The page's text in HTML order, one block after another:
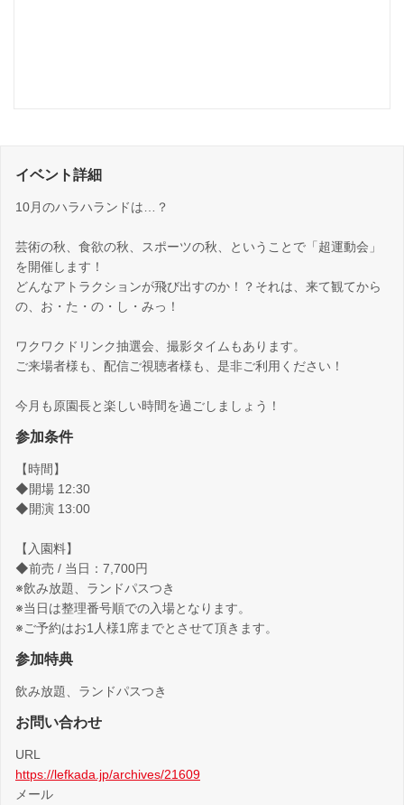
イベント詳細
10月のハラハランドは…？
芸術の秋、食欲の秋、スポーツの秋、ということで「超運動会」
を開催します！
どんなアトラクションが飛び出すのか！？それは、来て観てから
の、お・た・の・し・みっ！
ワクワクドリンク抽選会、撮影タイムもあります。
ご来場者様も、配信ご視聴者様も、是非ご利用ください！
今月も原園長と楽しい時間を過ごしましょう！
参加条件
【時間】
◆開場 12:30
◆開演 13:00
【入園料】
◆前売 / 当日：7,700円
※飲み放題、ランドパスつき
※当日は整理番号順での入場となります。
※ご予約はお1人様1席までとさせて頂きます。
参加特典
飲み放題、ランドパスつき
お問い合わせ
URL
https://lefkada.jp/archives/21609
メール